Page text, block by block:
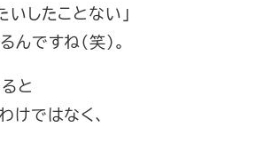
いしたことない」
ですね（笑）。
と
けではなく、